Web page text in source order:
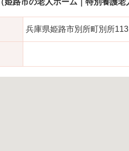
（姫路市の老人ホーム｜特別養護
兵庫県姫路市別所町別所